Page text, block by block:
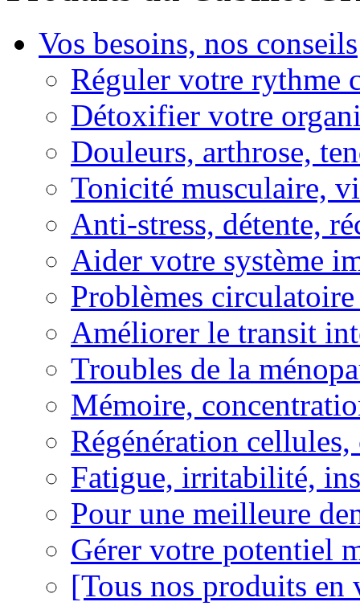
Vos besoins, nos conseils
Réguler votre rythme
Détoxifier votre
Douleurs, arthrose,
Tonicité musculaire,
Anti-stress, détente,
Aider votre système
Problèmes
Améliorer le transit
Troubles de la
Mémoire,
Régénération
Fatigue, irritabilité,
Pour une meilleure
Gérer votre potentiel
[Tous nos produits en